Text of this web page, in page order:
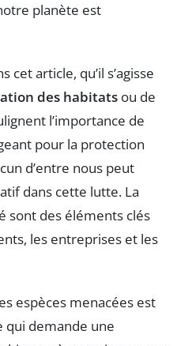
planète est
cet article, qu’il s’agisse
des habitats ou de
l’importance de
pour la protection
d’entre nous peut
dans cette lutte. La
sont des éléments clés
les entreprises et les
espèces menacées est
qui demande une